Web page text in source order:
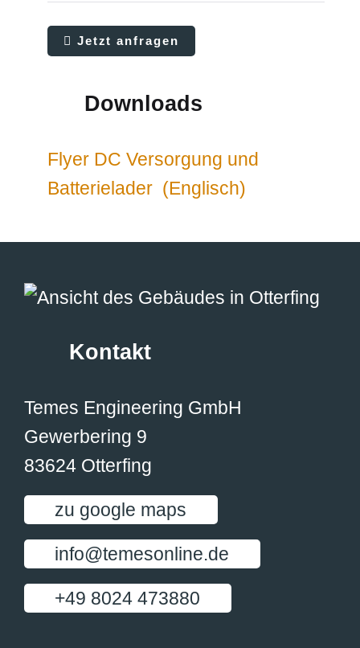
Jetzt anfragen
Downloads
Flyer DC Versorgung und
Batterielader (Englisch)
Kontakt
Temes Engineering GmbH
Gewerbering 9
83624 Otterfing
zu google maps
info@temesonline.de
+49 8024 473880